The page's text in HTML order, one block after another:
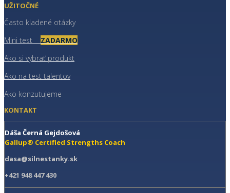
UŽITOČNÉ
Často kladené otázky
Mini test ZADARMO
Ako si vybrať produkt
Ako na test talentov
Ako konzutujeme
KONTAKT
Dáša Černá Gejdošová
Gallup® Certified Strengths Coach
dasa@silnestanky.sk
+421 948 447 430